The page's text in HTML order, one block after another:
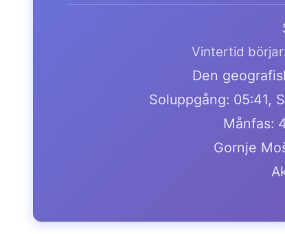
Vintertid
Den
Soluppgång: 05:41,
Månfas:
Gornje